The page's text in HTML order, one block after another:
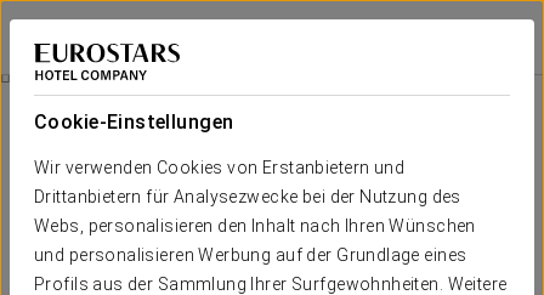
Cookie-Einstellungen
Wir verwenden Cookies von Erstanbietern und
Drittanbietern für Analysezwecke bei der Nutzung des
Webs, personalisieren den Inhalt nach Ihren Wünschen
und personalisieren Werbung auf der Grundlage eines
Profils aus der Sammlung Ihrer Surfgewohnheiten. Weitere
Grand Hotel Union Eurostars
LJUBLJANA
Stadtrundgang